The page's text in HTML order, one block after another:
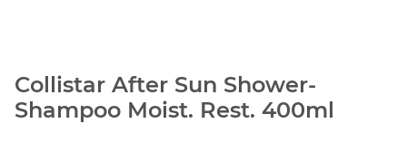
Collistar After Sun Shower-
Shampoo Moist. Rest. 400ml